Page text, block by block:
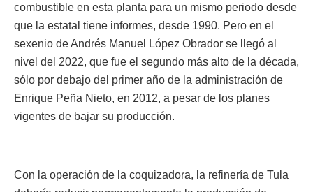
combustible en esta planta para un mismo periodo desde
que la estatal tiene informes, desde 1990. Pero en el
sexenio de Andrés Manuel López Obrador se llegó al
nivel del 2022, que fue el segundo más alto de la década,
sólo por debajo del primer año de la administración de
Enrique Peña Nieto, en 2012, a pesar de los planes
vigentes de bajar su producción.
Con la operación de la coquizadora, la refinería de Tula